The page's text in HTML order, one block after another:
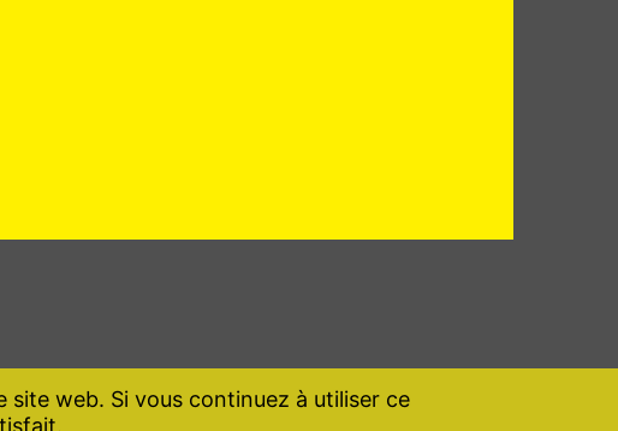
web. Si vous continuez à utiliser ce